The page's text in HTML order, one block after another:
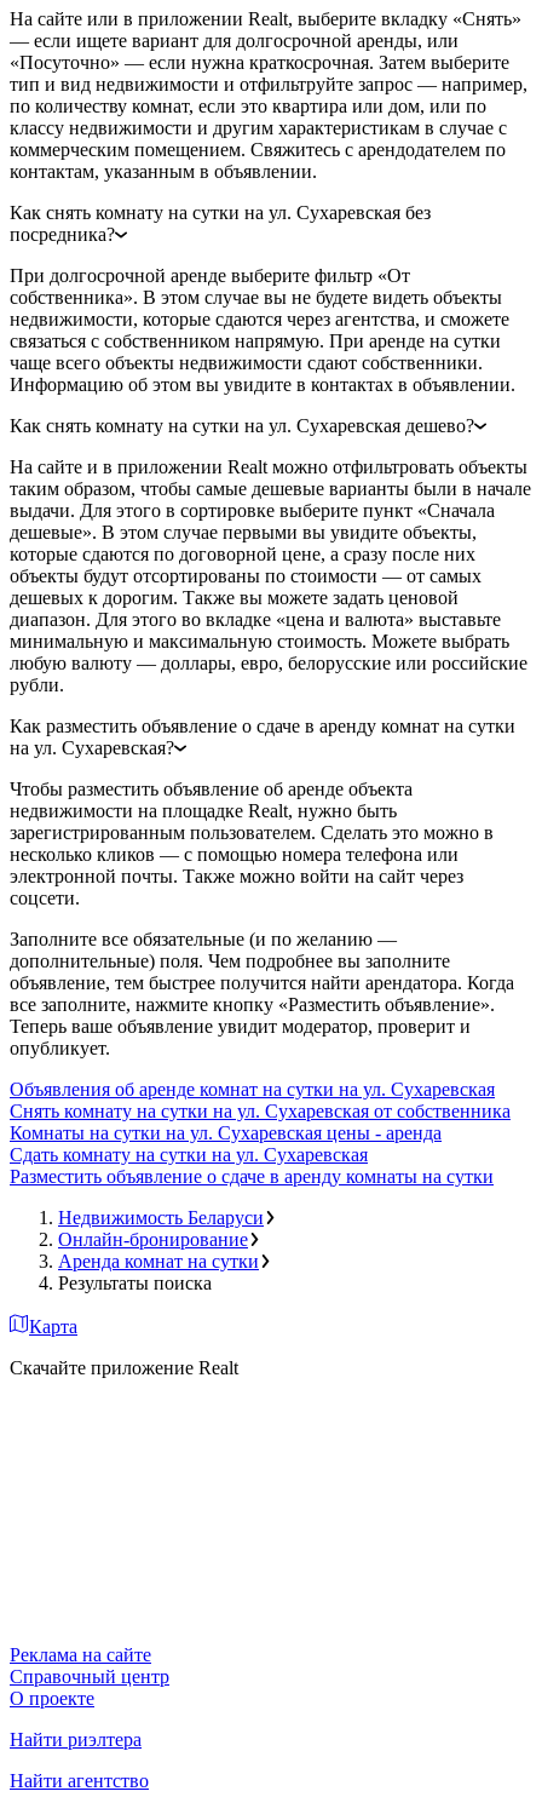
На сайте или в приложении Realt, выберите вкладку «Снять»
— если ищете вариант для долгосрочной аренды, или
«Посуточно» — если нужна краткосрочная. Затем выберите
тип и вид недвижимости и отфильтруйте запрос — например,
по количеству комнат, если это квартира или дом, или по
классу недвижимости и другим характеристикам в случае с
коммерческим помещением. Свяжитесь с арендодателем по
контактам, указанным в объявлении.
Как снять комнату на сутки на ул. Сухаревская без
посредника?
При долгосрочной аренде выберите фильтр «От
собственника». В этом случае вы не будете видеть объекты
недвижимости, которые сдаются через агентства, и сможете
связаться с собственником напрямую. При аренде на сутки
чаще всего объекты недвижимости сдают собственники.
Информацию об этом вы увидите в контактах в объявлении.
Как снять комнату на сутки на ул. Сухаревская дешево?
На сайте и в приложении Realt можно отфильтровать объекты
таким образом, чтобы самые дешевые варианты были в начале
выдачи. Для этого в сортировке выберите пункт «Сначала
дешевые». В этом случае первыми вы увидите объекты,
которые сдаются по договорной цене, а сразу после них
объекты будут отсортированы по стоимости — от самых
дешевых к дорогим. Также вы можете задать ценовой
диапазон. Для этого во вкладке «цена и валюта» выставьте
минимальную и максимальную стоимость. Можете выбрать
любую валюту — доллары, евро, белорусские или российские
рубли.
Как разместить объявление о сдаче в аренду комнат на сутки
на ул. Сухаревская?
Чтобы разместить объявление об аренде объекта
недвижимости на площадке Realt, нужно быть
зарегистрированным пользователем. Сделать это можно в
несколько кликов — с помощью номера телефона или
электронной почты. Также можно войти на сайт через
соцсети.
Заполните все обязательные (и по желанию —
дополнительные) поля. Чем подробнее вы заполните
объявление, тем быстрее получится найти арендатора. Когда
все заполните, нажмите кнопку «Разместить объявление».
Теперь ваше объявление увидит модератор, проверит и
опубликует.
Объявления об аренде комнат на сутки на ул. Сухаревская
Снять комнату на сутки на ул. Сухаревская от собственника
Комнаты на сутки на ул. Сухаревская цены - аренда
Сдать комнату на сутки на ул. Сухаревская
Разместить объявление о сдаче в аренду комнаты на сутки
Недвижимость Беларуси
Онлайн-бронирование
Аренда комнат на сутки
Результаты поиска
Карта
Скачайте приложение Realt
Реклама на сайте
Справочный центр
О проекте
Найти риэлтера
Найти агентство